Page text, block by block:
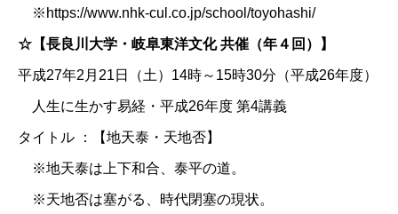
※https://www.nhk-cul.co.jp/school/toyohashi/
☆【長良川大学・岐阜東洋文化 共催（年４回）】
平成27年2月21日（土）14時～15時30分（平成26年度）
人生に生かす易経・平成26年度 第4講義
タイトル ：【地天泰・天地否】
※地天泰は上下和合、泰平の道。
※天地否は塞がる、時代閉塞の現状。